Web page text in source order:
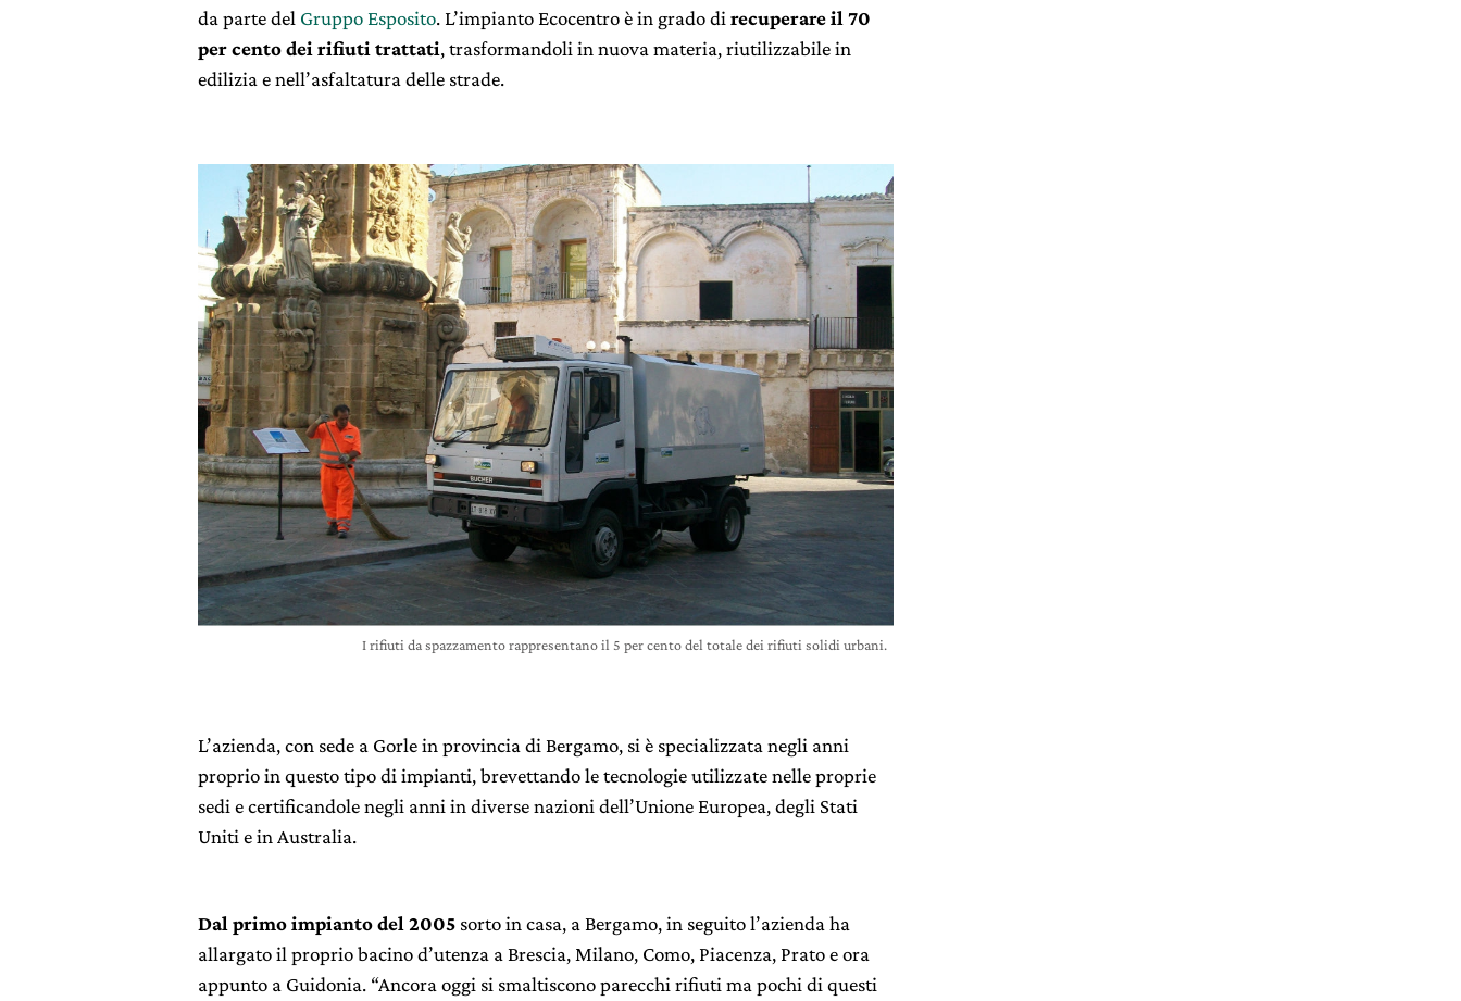
da parte del Gruppo Esposito. L’impianto Ecocentro è in grado di recuperare il 70
per cento dei rifiuti trattati, trasformandoli in nuova materia, riutilizzabile in
edilizia e nell’asfaltatura delle strade.
I rifiuti da spazzamento rappresentano il 5 per cento del totale dei rifiuti solidi urbani.
L’azienda, con sede a Gorle in provincia di Bergamo, si è specializzata negli anni
proprio in questo tipo di impianti, brevettando le tecnologie utilizzate nelle proprie
sedi e certificandole negli anni in diverse nazioni dell’Unione Europea, degli Stati
Uniti e in Australia.
Dal primo impianto del 2005 sorto in casa, a Bergamo, in seguito l’azienda ha
allargato il proprio bacino d’utenza a Brescia, Milano, Como, Piacenza, Prato e ora
appunto a Guidonia. “Ancora oggi si smaltiscono parecchi rifiuti ma pochi di questi